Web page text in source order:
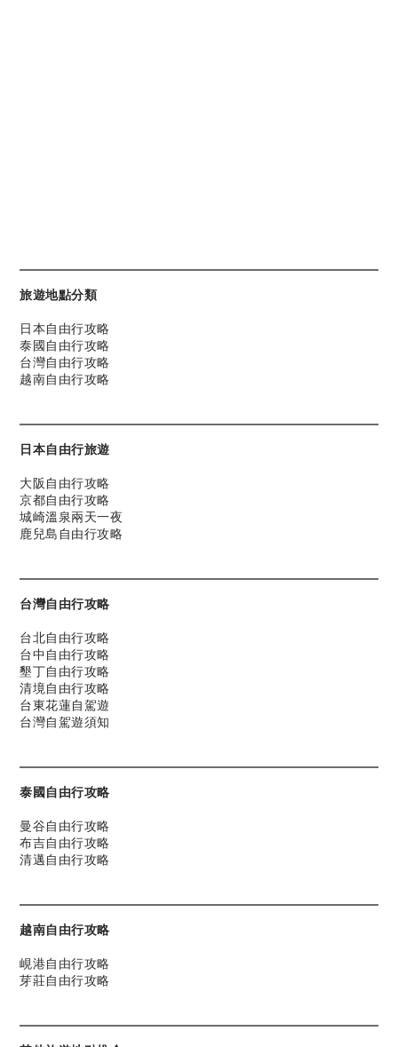
旅遊地點分類
日本自由行攻略
泰國自由行攻略
台灣自由行攻略
越南自由行攻略
日本自由行旅遊
大阪自由行攻略
京都自由行攻略
城崎溫泉兩天一夜
鹿兒島自由行攻略
台灣自由行攻略
台北自由行攻略
台中自由行攻略
墾丁自由行攻略
清境自由行攻略
台東花蓮自駕遊
台灣自駕遊須知
泰國自由行攻略
曼谷自由行攻略
布吉自由行攻略
清邁自由行攻略
越南自由行攻略
峴港自由行攻略
芽莊自由行攻略